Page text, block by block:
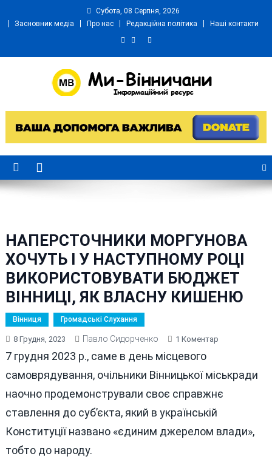
Субота, 08 Серпня, 2026
Засновник медіа
Про нас Редакційна політика Наші контакти
Ми Вінничани
НАПЕРСТОЧНИКИ МОРГУНОВА
ХОЧУТЬ І У НАСТУПНОМУ РОЦІ
ВИКОРИСТОВУВАТИ БЮДЖЕТ
ВІННИЦІ, ЯК ВЛАСНУ КИШЕНЮ
Вінниця Громадські Слухання
8 Грудня, 2023 Павло Сидорченко 1 КоментарДо
ХОЧУТЬ
І
РОЦІ
7 грудня 2023 р., саме в день місцевого
самоврядування, очільники Вінницької міськради
наочно продемонстрували своє справжнє
ставлення до суб’єкта, який в українській
Конституції названо «єдиним джерелом влади»,
тобто до народу.